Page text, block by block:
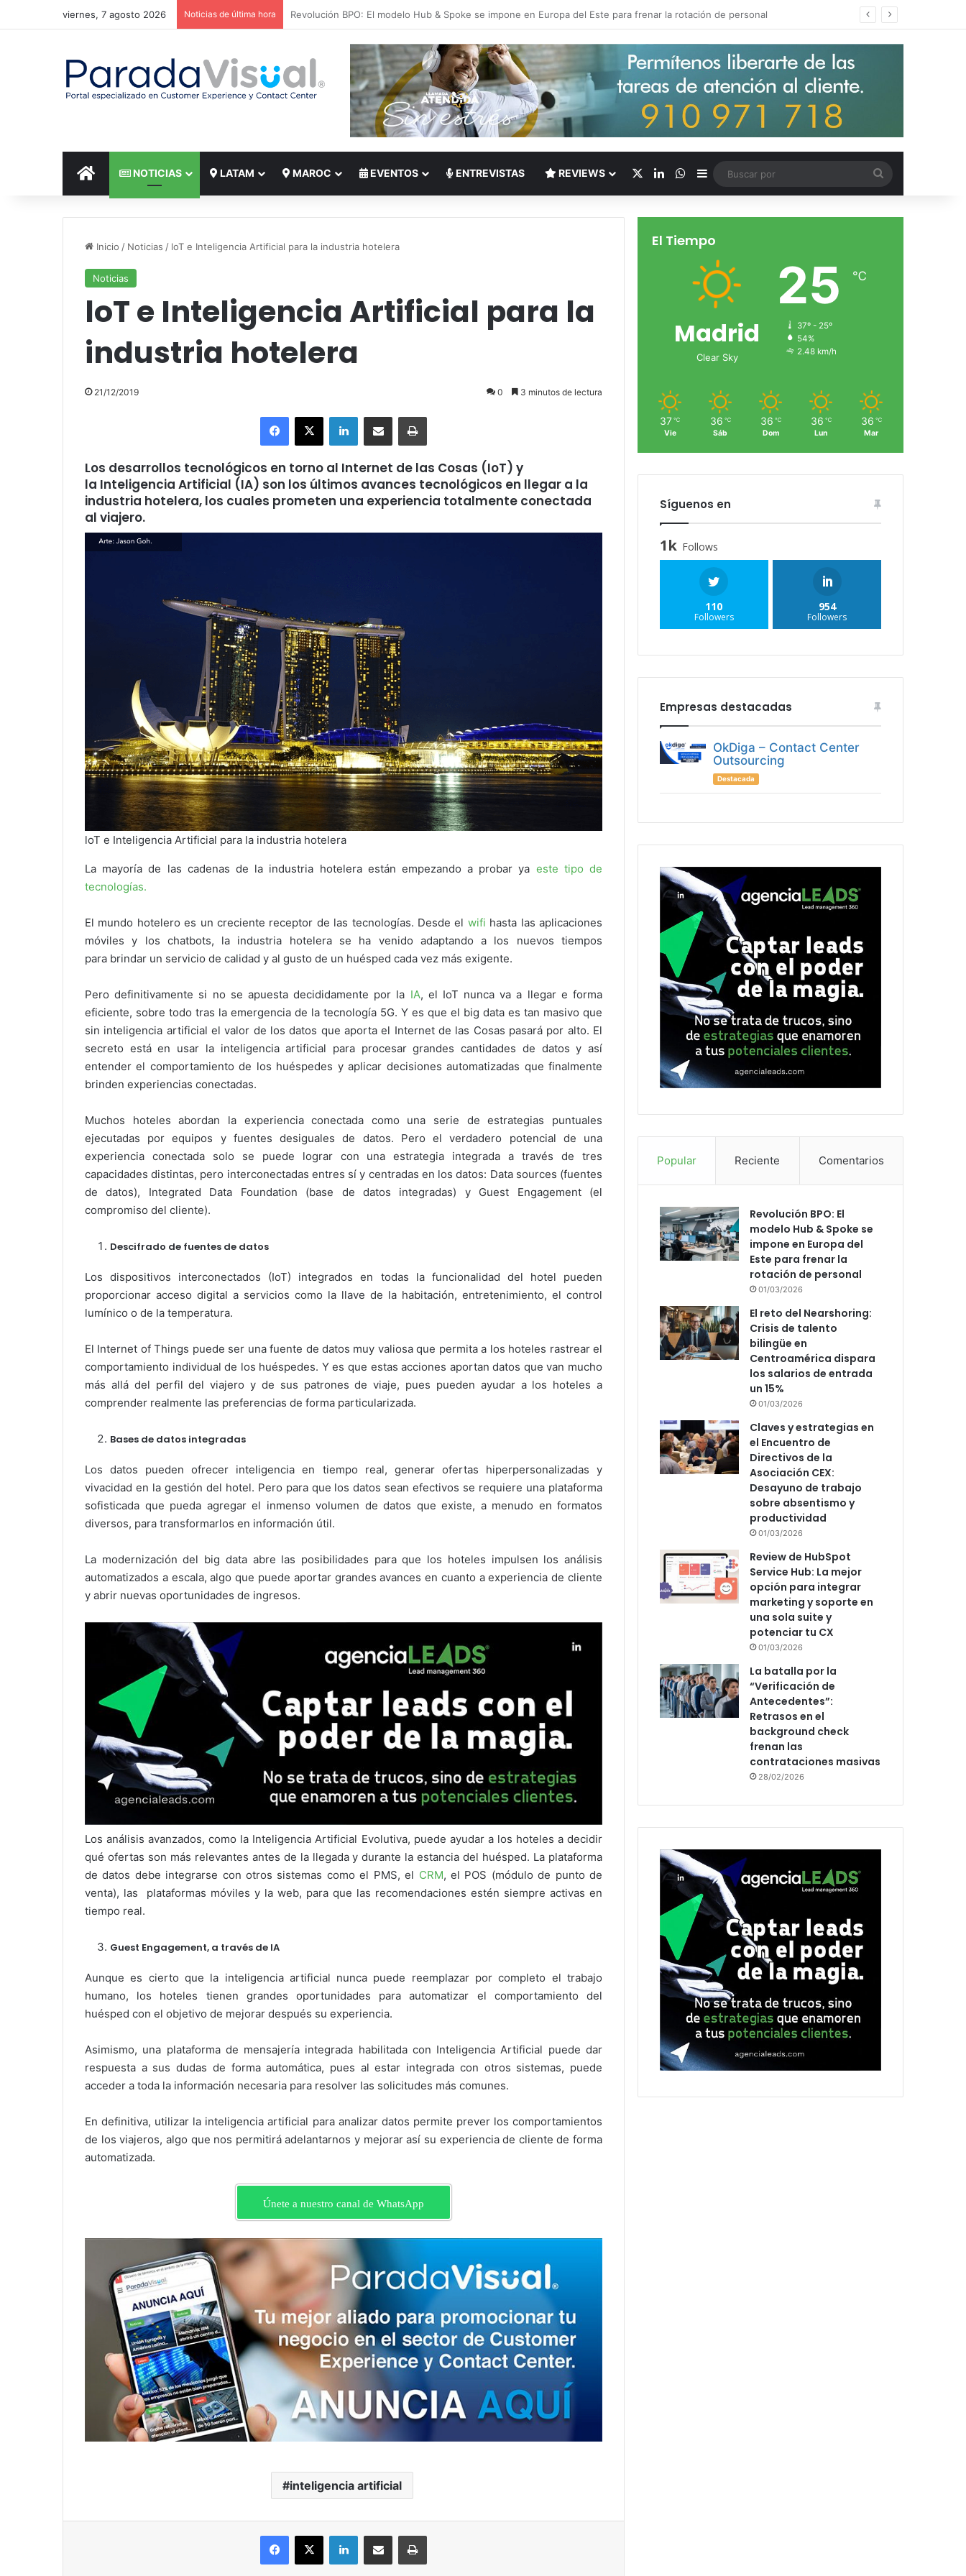
viernes, 7 agosto 2026 Noticias de última hora El reto del Nearshoring: Crisis de talento bilingüe en Centroamérica dispara los salarios de entrada un 15%
INICIO NOTICIAS LATAM MAROC EVENTOS ENTREVISTAS REVIEWS LinkedInWhatsApp
Barra lateral
por
Inicio / Noticias / loT e Inteligencia Artificial para la industria hotelera
Noticias
loT e Inteligencia Artificial para la
industria hotelera
21/12/2019 0 3 minutos de lectura
Facebook
X LinkedInCompartir por correo electrónicoImprimir
Los desarrollos tecnológicos en torno al Internet de las Cosas (IoT) y
la Inteligencia Artificial (IA) son los últimos avances tecnológicos en llegar a la
industria hotelera, los cuales prometen una experiencia totalmente conectada
al viajero.
loT e Inteligencia Artificial para la industria hotelera
La mayoría de las cadenas de la industria hotelera están empezando a probar ya este tipo de
tecnologías.
El mundo hotelero es un creciente receptor de las tecnologías. Desde el wifi hasta las aplicaciones
móviles y los chatbots, la industria hotelera se ha venido adaptando a los nuevos tiempos
para brindar un servicio de calidad y al gusto de un huésped cada vez más exigente.
Pero definitivamente si no se apuesta decididamente por la IA, el IoT nunca va a llegar e forma
eficiente, sobre todo tras la emergencia de la tecnología 5G. Y es que el big data es tan masivo que
sin inteligencia artificial el valor de los datos que aporta el Internet de las Cosas pasará por alto. El
secreto está en usar la inteligencia artificial para procesar grandes cantidades de datos y así
entender el comportamiento de los huéspedes y aplicar decisiones automatizadas que finalmente
brinden experiencias conectadas.
Muchos hoteles abordan la experiencia conectada como una serie de estrategias puntuales
ejecutadas por equipos y fuentes desiguales de datos. Pero el verdadero potencial de una
experiencia conectada solo se puede lograr con una
estrategia integrada a través de tres
capacidades distintas, pero interconectadas entres sí y centradas en los datos: Data sources (fuentes
de datos), Integrated Data Foundation (base de datos integradas) y Guest Engagement (el
compromiso del cliente).
Descifrado de fuentes de datos
Los dispositivos interconectados (IoT) integrados en todas la funcionalidad del hotel pueden
proporcionar acceso digital a servicios como la llave de la habitación, entretenimiento, el control
lumínico o de la temperatura.
El Internet of Things puede ser una fuente de datos muy valiosa que permita a los hoteles rastrear el
comportamiento individual de los huéspedes. Y es que estas acciones aportan datos que van mucho
más allá del perfil del viajero y de sus patrones de viaje, pues pueden ayudar a los hoteles a
comprender realmente las preferencias de forma particularizada.
Bases de datos integradas
Los datos pueden ofrecer inteligencia en tiempo real, generar ofertas hiperpersonalizadas y
vivacidad en la gestión del hotel. Pero para que los datos sean efectivos se requiere una plataforma
sofisticada que pueda agregar el inmenso volumen de datos que existe, a menudo en formatos
diversos, para transformarlos en información útil.
La modernización del big data abre las posibilidades para que los hoteles impulsen los análisis
automatizados a escala, algo que puede aportar grandes avances en cuanto a experiencia de cliente
y abrir nuevas oportunidades de ingresos.
Los análisis avanzados, como la Inteligencia Artificial Evolutiva, puede ayudar a los hoteles a decidir
qué ofertas son más relevantes antes de la llegada y durante la estancia del huésped. La plataforma
de datos debe integrarse con otros sistemas como el PMS, el CRM, el POS (módulo de punto de
venta), las plataformas móviles y la web, para que las recomendaciones estén siempre activas en
tiempo real.
Guest Engagement, a través de IA
Aunque es cierto que la inteligencia artificial nunca puede reemplazar por completo el trabajo
humano, los hoteles tienen grandes oportunidades para automatizar el comportamiento del
huésped con el objetivo de mejorar después su experiencia.
Asimismo, una plataforma de mensajería integrada habilitada con Inteligencia Artificial puede dar
respuesta a sus dudas de forma automática, pues al estar integrada con otros sistemas, puede
acceder a toda la información necesaria para resolver las solicitudes más comunes.
En definitiva, utilizar la inteligencia artificial para analizar datos permite prever los comportamientos
de los viajeros, algo que nos permitirá adelantarnos y mejorar así su experiencia de cliente de forma
automatizada.
Únete a nuestro canal de WhatsApp
inteligencia artificial
Facebook
X LinkedInCompartir por correo electrónicoImprimir
El Tiempo
Madrid
Clear Sky
25 ℃
37º - 25º
54%
2.48 km/h
37 ℃
Vie
36 ℃
Sáb
36 ℃
Dom
36 ℃
Lun
36 ℃
Mar
Síguenos en
1k Follows
110
Followers
954
Followers
Empresas destacadas
OkDiga – Contact Center
Outsourcing
Destacada
Popular Reciente Comentarios
Revolución BPO: El
modelo Hub & Spoke se
impone en Europa del
Este para frenar la
rotación de personal
01/03/2026
El reto del Nearshoring:
Crisis de talento
bilingüe en
Centroamérica dispara
los salarios de entrada
un 15%
01/03/2026
Claves y estrategias en
el Encuentro de
Directivos de la
Asociación CEX:
Desayuno de trabajo
sobre absentismo y
productividad
01/03/2026
Review de HubSpot
Service Hub: La mejor
opción para integrar
marketing y soporte en
una sola suite y
potenciar tu CX
01/03/2026
La batalla por la
“Verificación de
Antecedentes”:
Retrasos en el
background check
frenan las
contrataciones masivas
28/02/2026